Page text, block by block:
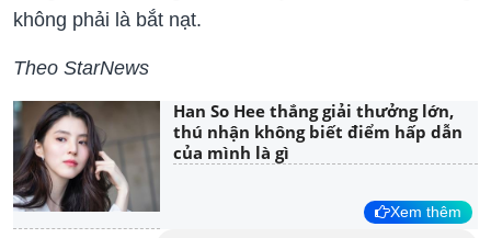
không phải là bắt nạt.
Theo StarNews
Han So Hee thắng giải thưởng lớn,
thú nhận không biết điểm hấp dẫn
của mình là gì
Xem thêm